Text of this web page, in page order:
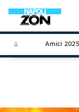
⌂ Amici 2025